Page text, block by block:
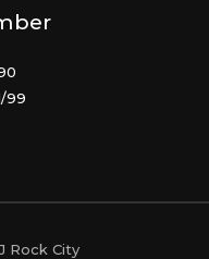
99
Rock City